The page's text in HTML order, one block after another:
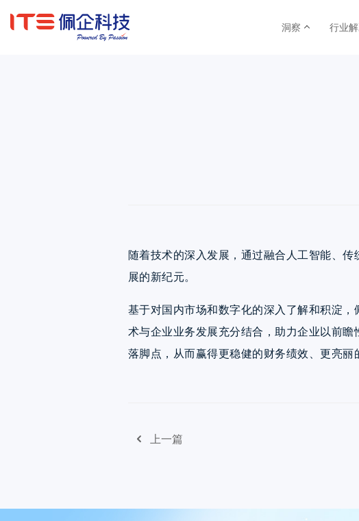
洞察 行业
首页
随着技术的深入发展，通过融合人工智能、
展的新纪元。
基于对国内市场和数字化的深入了解和积淀
术与企业业务发展充分结合，助力企业以前
落脚点，从而赢得更稳健的财务绩效、更亮丽
上一篇